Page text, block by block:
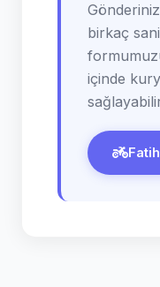
birkaç
içinde